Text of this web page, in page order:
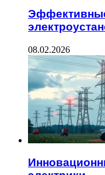
08.02.2026